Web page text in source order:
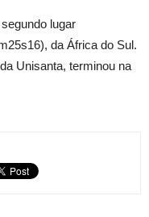
lugar
da África do Sul.
Unisanta, terminou na